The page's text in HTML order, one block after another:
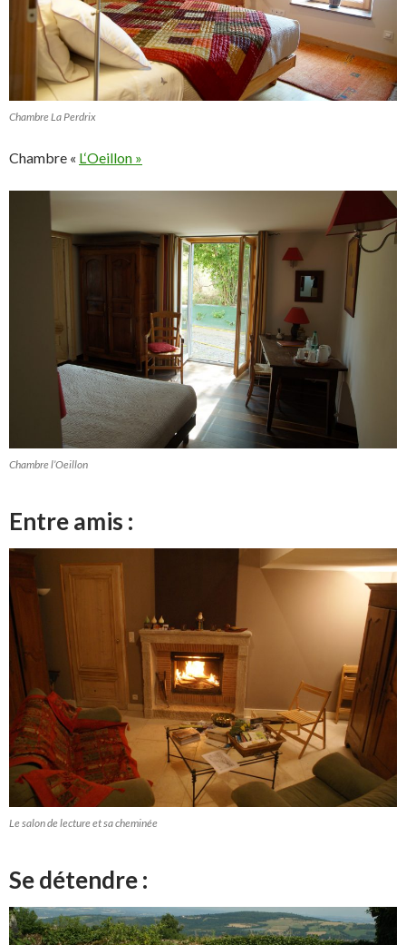
Chambre La Perdrix
Chambre « L‘Oeillon »
Chambre l’Oeillon
Entre amis :
Le salon de lecture et sa cheminée
Se détendre :